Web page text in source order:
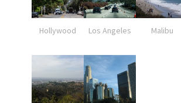
Hollywood Los Angeles Malibu